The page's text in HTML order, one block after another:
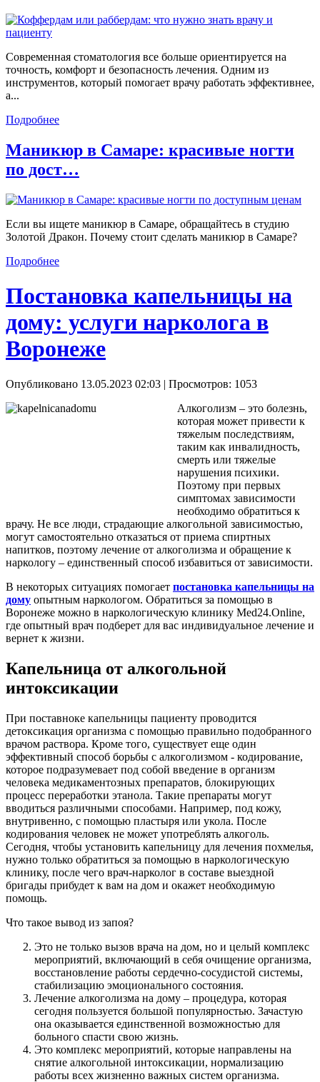
Современная стоматология все больше ориентируется на
точность, комфорт и безопасность лечения. Одним из
инструментов, который помогает врачу работать эффективнее,
а...
Подробнее
Маникюр в Самаре: красивые ногти
по дост…
Если вы ищете маникюр в Самаре, обращайтесь в студию
Золотой Дракон. Почему стоит сделать маникюр в Самаре?
Подробнее
Постановка капельницы на
дому: услуги нарколога в
Воронеже
Опубликовано 13.05.2023 02:03 | Просмотров: 1053
Алкоголизм – это болезнь,
которая может привести к
тяжелым последствиям,
таким как инвалидность,
смерть или тяжелые
нарушения психики.
Поэтому при первых
симптомах зависимости
необходимо обратиться к
врачу. Не все люди, страдающие алкогольной зависимостью,
могут самостоятельно отказаться от приема спиртных
напитков, поэтому лечение от алкоголизма и обращение к
наркологу – единственный способ избавиться от зависимости.
В некоторых ситуациях помогает постановка капельницы на
дому опытным наркологом. Обратиться за помощью в
Воронеже можно в наркологическую клинику Med24.Online,
где опытный врач подберет для вас индивидуальное лечение и
вернет к жизни.
Капельница от алкогольной
интоксикации
При поставноке капельницы пациенту проводится
детоксикация организма с помощью правильно подобранного
врачом раствора. Кроме того, существует еще один
эффективный способ борьбы с алкоголизмом - кодирование,
которое подразумевает под собой введение в организм
человека медикаментозных препаратов, блокирующих
процесс переработки этанола. Такие препараты могут
вводиться различными способами. Например, под кожу,
внутривенно, с помощью пластыря или укола. После
кодирования человек не может употреблять алкоголь.
Сегодня, чтобы установить капельницу для лечения похмелья,
нужно только обратиться за помощью в наркологическую
клинику, после чего врач-нарколог в составе выездной
бригады прибудет к вам на дом и окажет необходимую
помощь.
Что такое вывод из запоя?
Это не только вызов врача на дом, но и целый комплекс
мероприятий, включающий в себя очищение организма,
восстановление работы сердечно-сосудистой системы,
стабилизацию эмоционального состояния.
Лечение алкоголизма на дому – процедура, которая
сегодня пользуется большой популярностью. Зачастую
она оказывается единственной возможностью для
больного спасти свою жизнь.
Это комплекс мероприятий, которые направлены на
снятие алкогольной интоксикации, нормализацию
работы всех жизненно важных систем организма.